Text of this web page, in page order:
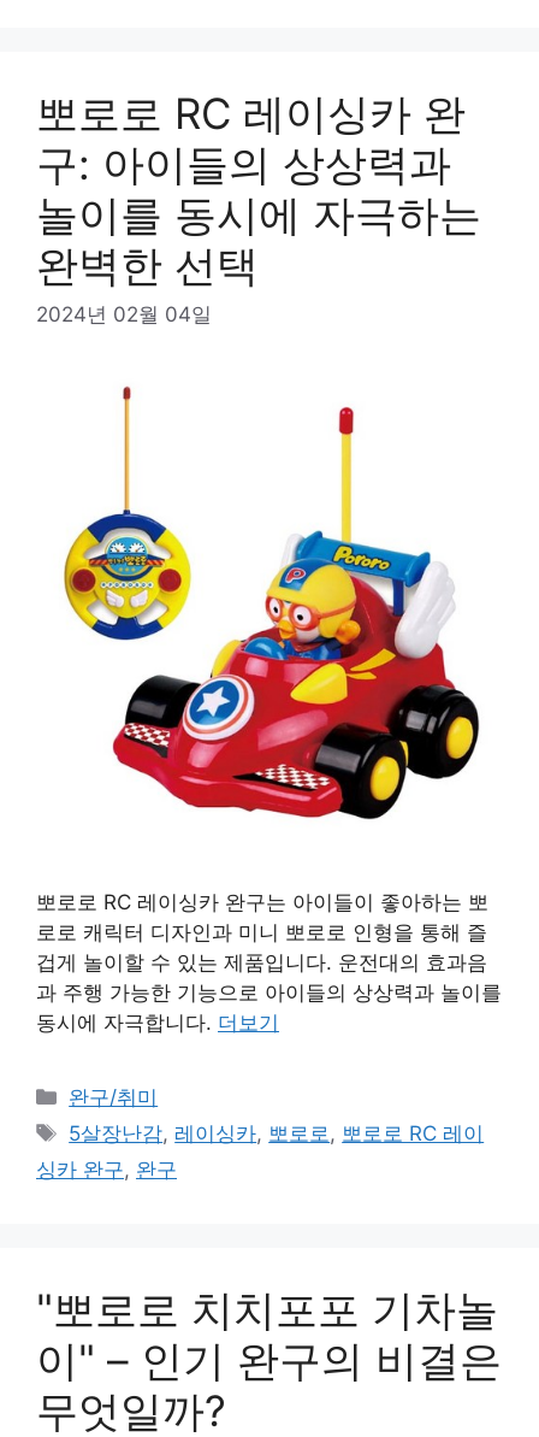
뽀로로 RC 레이싱카 완
구: 아이들의 상상력과
놀이를 동시에 자극하는
완벽한 선택
2024년 02월 04일
뽀로로 RC 레이싱카 완구는 아이들이 좋아하는 뽀
로로 캐릭터 디자인과 미니 뽀로로 인형을 통해 즐
겁게 놀이할 수 있는 제품입니다. 운전대의 효과음
과 주행 가능한 기능으로 아이들의 상상력과 놀이를
동시에 자극합니다. 더보기
카
테
리
완구/취미
태
그
5살장난감, 레이싱카, 뽀로로, 뽀로로 RC 레이
싱카 완구, 완구
"뽀로로 치치포포 기차놀
이" – 인기 완구의 비결은
무엇일까?